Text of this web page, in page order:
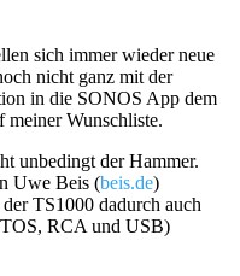
sich immer wieder neue
nicht ganz mit der
in die SONOS App dem
Wunschliste.
unbedingt der Hammer.
Uwe Beis (beis.de)
TS1000 dadurch auch
RCA und USB)